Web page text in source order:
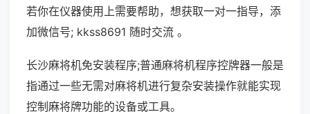
若你在仪器使用上需要帮助，想获取一对一指导，添
加微信号; kkss8691 随时交流 。
长沙麻将机免安装程序;普通麻将机程序控牌器一般是
指通过一些无需对麻将机进行复杂安装操作就能实现
控制麻将牌功能的设备或工具。